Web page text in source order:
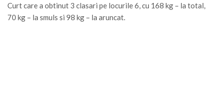
Curt care a obtinut 3 clasari pe locurile 6, cu 168 kg – la total,
70 kg – la smuls si 98 kg – la aruncat.